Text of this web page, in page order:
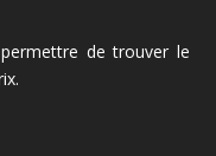
de trouver le